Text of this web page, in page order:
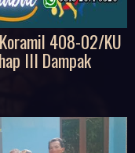
408-02/KU
III Dampak